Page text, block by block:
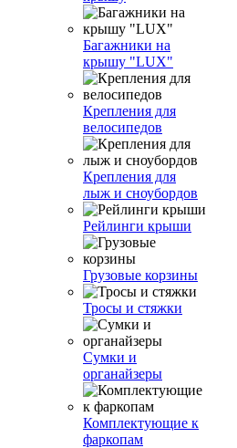
Багажники на
крышу "LUX"
Крепления для
велосипедов
Крепления для
лыж и сноубордов
Рейлинги крыши
Грузовые корзины
Тросы и стяжки
Сумки и
органайзеры
Комплектующие к
фаркопам